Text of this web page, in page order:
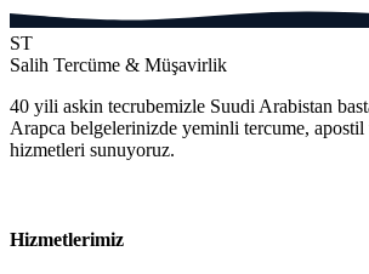
ST
Salih Tercüme & Müşavirlik
40 yili askin tecrubemizle Suudi Arabistan
Arapca belgelerinizde yeminli tercume,
hizmetleri sunuyoruz.
Hizmetlerimiz